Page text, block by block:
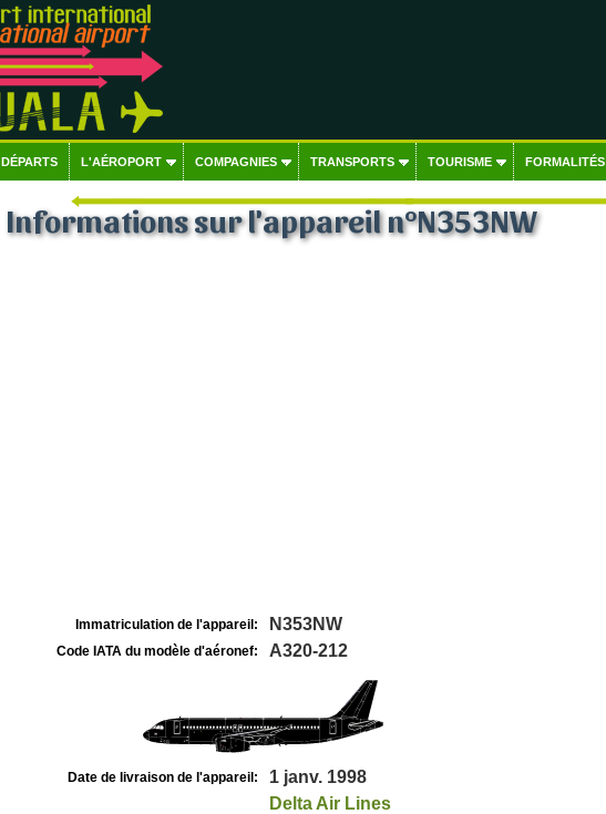
DÉPARTS L'AÉROPORT COMPAGNIES TRANSPORTS TOURISME FORMALITÉS
Informations sur l'appareil n°N353NW
Immatriculation de l'appareil: N353NW
Code IATA du modèle d'aéronef: A320-212
Date de livraison de l'appareil: 1 janv. 1998
Delta Air Lines